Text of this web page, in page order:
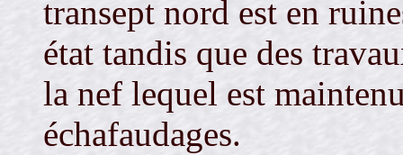
transept nord est en
état tandis que des
la nef lequel est
échafaudages.